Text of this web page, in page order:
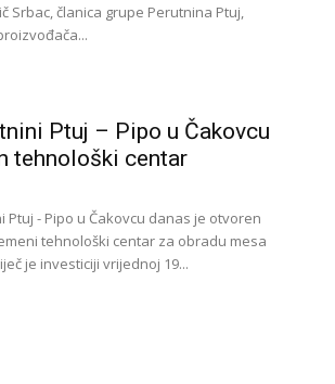
Srbac, članica grupe Perutnina Ptuj,
Ptuj – Pipo u Čakovcu
tehnološki centar
Ptuj - Pipo u Čakovcu danas je otvoren
tehnološki centar za obradu mesa
je investiciji vrijednoj 19...